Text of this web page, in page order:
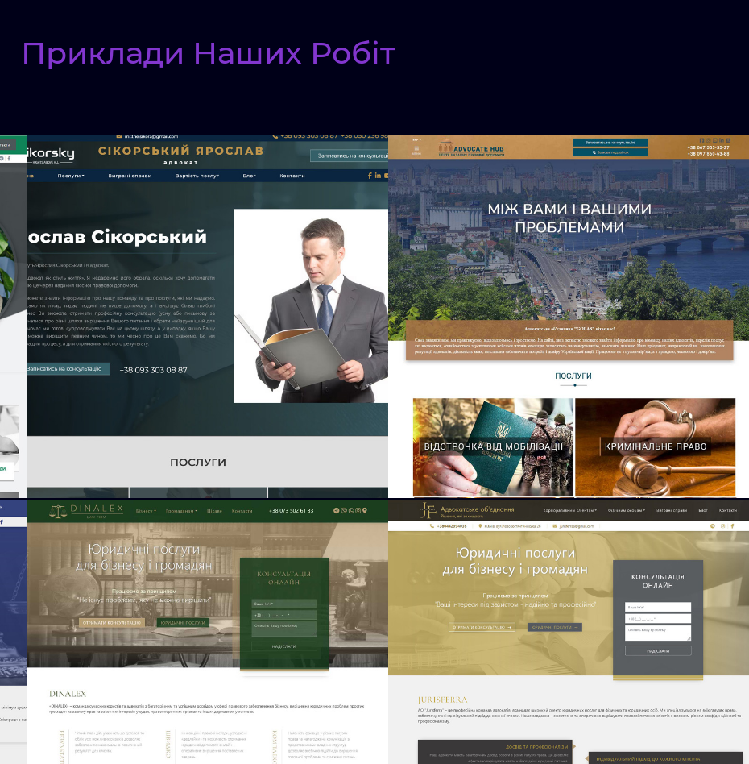
Приклади Наших Робіт
Сайт:
Сайт
Осадча
Київ,
Бровари
Маркетинг
адвокатів.
Модуль
Виграні справи,
Блог
Сайт:
Сайт
адвоката:
Адвокат
Ярослав
Сікорський
Вінниця
Маркетинг
адвокатів. Модуль
Виграні справи,
Дізнатись
більше / Ціна
Сайт:
Сайт
адвоката:
Адвокатське
об'єднання
LEX FORTE
Київ
Маркетинг адвокатів.
справи, Блог
Сайт:
Сайт
адвоката:
АО
«DINALEX»
адвокатів.
Модуль Виграні
справи, Блог